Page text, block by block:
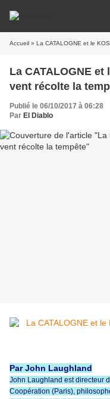
Accueil » La CATALOGNE et le
La CATALOGNE et
vent récolte la
Publié le 06/10/2017 à 06:28
Par El Diablo
Par John Laughland
John Laughland est directeur
Coopération (Paris),